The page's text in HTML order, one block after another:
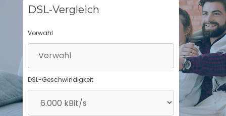
DSL-Vergleich
Vorwahl
DSL-Geschwindigkeit